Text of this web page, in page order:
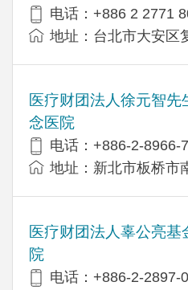
电话：+886 2 2771
地址：台北市大安区
医疗财团法人徐元智先
念医院
电话：+886-2-8966-
地址：新北市板桥市
医疗财团法人辜公亮基
院
电话：+886-2-2897-